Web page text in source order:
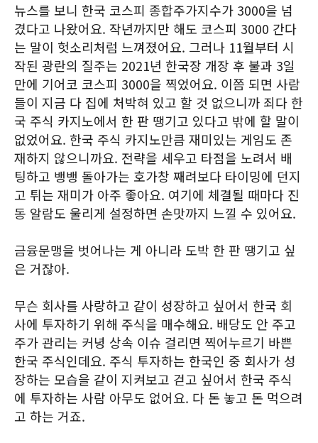
뉴스를 보니 한국 코스피 종합주가지수가 3000을 넘
겼다고 나왔어요. 작년까지만 해도 코스피 3000 간다
는 말이 헛소리처럼 느껴졌어요. 그러나 11월부터 시
작된 광란의 질주는 2021년 한국장 개장 후 불과 3일
만에 기어코 코스피 3000을 찍었어요. 이쯤 되면 사람
들이 지금 다 집에 처박혀 있고 할 것 없으니까 죄다 한
국 주식 카지노에서 한 판 땡기고 있다고 밖에 할 말이
없었어요. 한국 주식 카지노만큼 재미있는 게임도 존
재하지 않으니까요. 전략을 세우고 타점을 노려서 배
팅하고 뱅뱅 돌아가는 호가창 째려보다 타이밍에 던지
고 튀는 재미가 아주 좋아요. 여기에 체결될 때마다 진
동 알람도 울리게 설정하면 손맛까지 느낄 수 있어요.
금융문맹을 벗어나는 게 아니라 도박 한 판 땡기고 싶
은 거잖아.
무슨 회사를 사랑하고 같이 성장하고 싶어서 한국 회
사에 투자하기 위해 주식을 매수해요. 배당도 안 주고
주가 관리는 커녕 상속 이슈 걸리면 찍어누르기 바쁜
한국 주식인데요. 주식 투자하는 한국인 중 회사가 성
장하는 모습을 같이 지켜보고 걷고 싶어서 한국 주식
에 투자하는 사람 아무도 없어요. 다 돈 놓고 돈 먹으려
고 하는 거죠.